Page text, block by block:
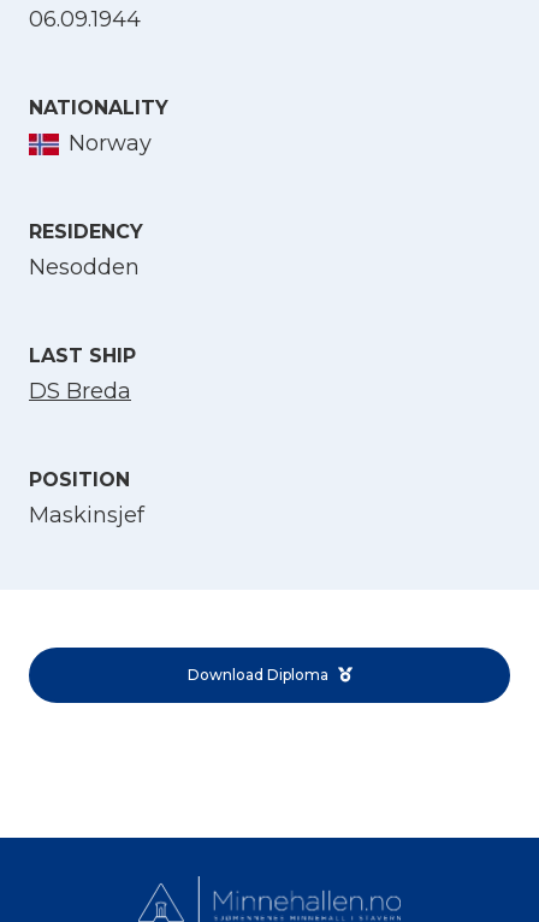
06.09.1944
NATIONALITY
Norway
RESIDENCY
Nesodden
LAST SHIP
DS Breda
POSITION
Maskinsjef
Download Diploma
Select Language
Norsk bokmål